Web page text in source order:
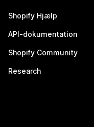
Shopify Hjælp
API-dokumentation
Shopify Community
Research